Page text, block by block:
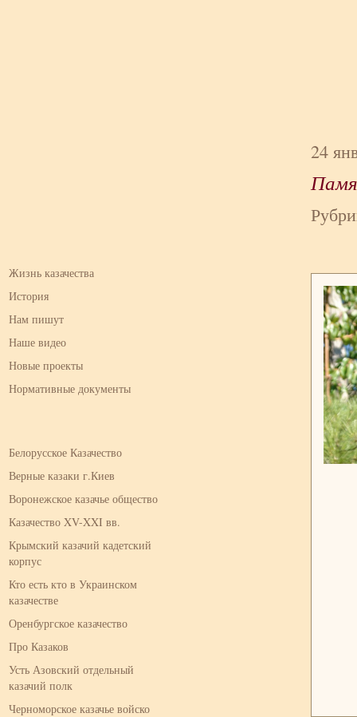
Жизнь казачества
История
Нам пишут
Наше видео
Новые проекты
Нормативные документы
Белорусское Казачество
Верные казаки г.Киев
Воронежское казачье общество
Казачество XV-XXI вв.
Крымский казачий кадетский
корпус
Кто есть кто в Украинском
казачестве
Оренбургское казачество
Про Казаков
Усть Азовский отдельный
казачий полк
Черноморское казачье войско
24